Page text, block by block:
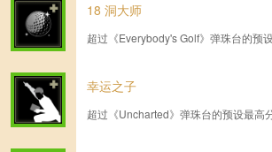
18 洞大师
超过《Everybody's Golf》弹珠台的预设
幸运之子
超过《Uncharted》弹珠台的预设最高分